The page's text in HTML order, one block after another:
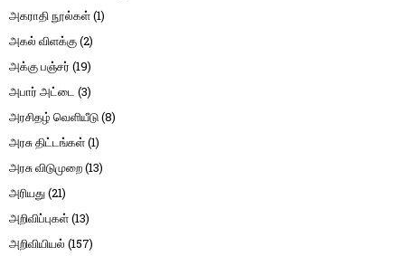
அகராதி நூல்கள்(1)
அகல் விளக்கு(2)
அக்கு பஞ்சர் (19)
அபார் அட்டை (3)
அரசிதழ் வெளியீடு(8)
அரசு திட்டங்கள்(1)
அரசு விடுமுறை(13)
அரியது(21)
அறிவிப்புகள்(13)
அறிவியியல் (157)